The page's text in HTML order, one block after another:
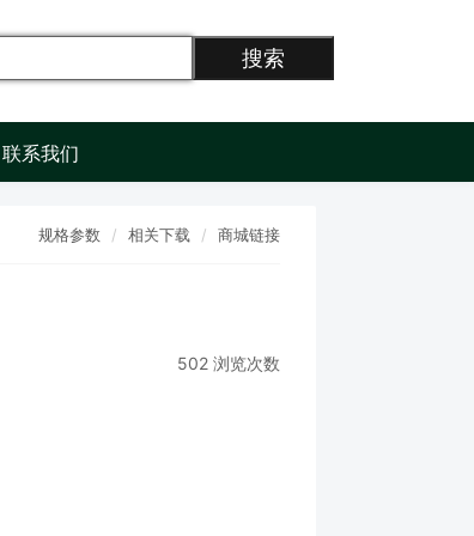
搜索
联系我们
规格参数 相关下载 商城链接
502 浏览次数